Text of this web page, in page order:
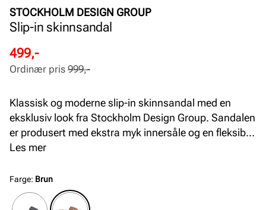
STOCKHOLM DESIGN GROUP
Slip-in skinnsandal
Rabattert
pris
499,-
Ordinær
pris
Ordinær pris 999,-
Klassisk og moderne slip-in skinnsandal med en
eksklusiv look fra Stockholm Design Group. Sandalen
er produsert med ekstra myk innersåle og en fleksibel
yttersåle i gummi for optimal komfort. Tåpartiet har
passform.
Les mer
Farge: Brun